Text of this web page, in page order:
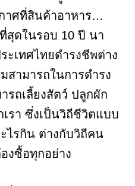
าศที่สินค้าอาหาร…
สุดในรอบ 10 ปี นา
ะเทศไทยดำรงชีพต่าง
สามารถในการดำรง
รถเลี้ยงสัตว์ ปลูกผัก
รา ซึ่งเป็นวิถีชีวิตแบบ
ไรกิน ต่างกับวิถีคน
งซื้อทุกอย่าง